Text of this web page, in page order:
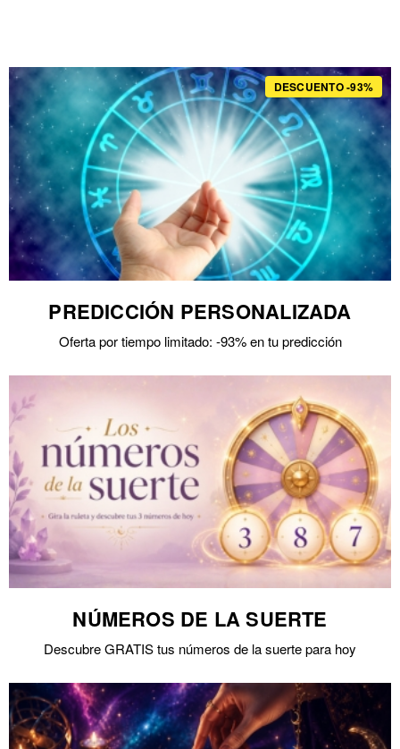
DESCUENTO -93%
PREDICCIÓN PERSONALIZADA
Oferta por tiempo limitado: -93% en tu predicción
NÚMEROS DE LA SUERTE
Descubre GRATIS tus números de la suerte para hoy